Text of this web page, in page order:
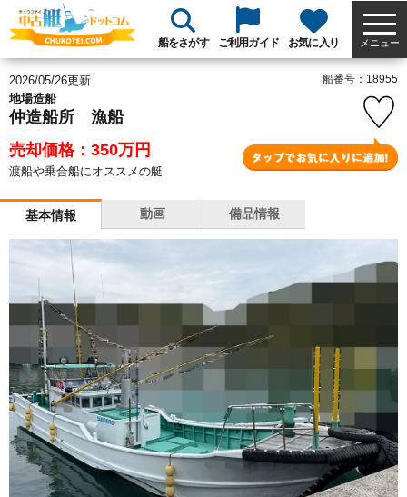
船をさがす ご利用ガイド お気に入り メニュー
2026/05/26更新
地場造船
仲造船所 漁船
売却価格：350万円
渡船や乗合船にオススメの艇
船番号：18955
基本情報 動画 備品情報